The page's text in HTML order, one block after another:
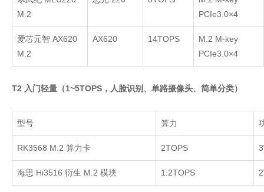
M.2
PCIe3.0×4
爱芯元智 AX620
M.2
AX620 14TOPS
M.2 M-key
PCIe3.0×4
T2 入门轻量（1~5TOPS，人脸识别、单路摄像头、简单分类）
型号 算力
RK3568 M.2 算力卡 2TOPS
海思 Hi3516 衍生 M.2 模块 1.2TOPS